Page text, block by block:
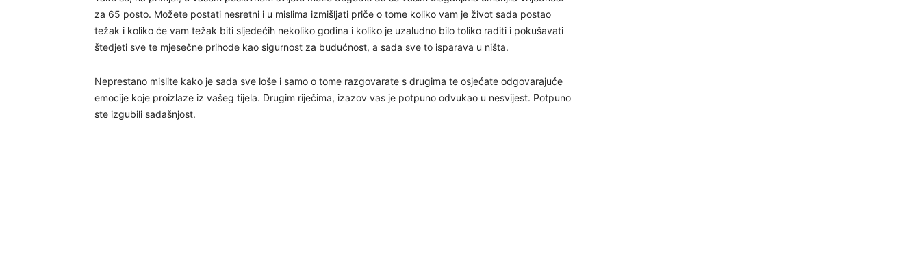
za 65 posto. Možete postati nesretni i u mislima izmišljati priče o tome koliko vam je život sada postao
težak i koliko će vam težak biti sljedećih nekoliko godina i koliko je uzaludno bilo toliko raditi i pokušavati
štedjeti sve te mjesečne prihode kao sigurnost za budućnost, a sada sve to isparava u ništa.
Neprestano mislite kako je sada sve loše i samo o tome razgovarate s drugima te osjećate odgovarajuće
emocije koje proizlaze iz vašeg tijela. Drugim riječima, izazov vas je potpuno odvukao u nesvijest. Potpuno
ste izgubili sadašnjost.